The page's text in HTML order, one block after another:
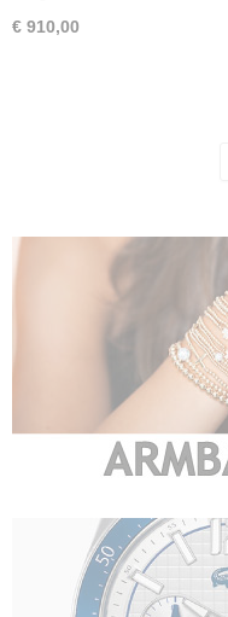
€ 910,00